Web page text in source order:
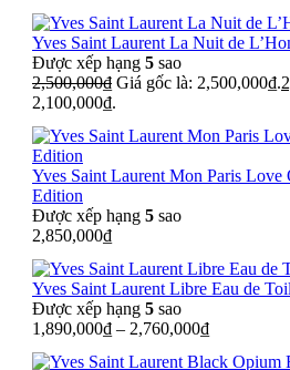
Yves Saint Laurent La Nuit de
Được xếp hạng 5 sao
2,500,000₫ Giá gốc là: 2,500,000₫.
2,100,000₫.
Yves Saint Laurent Mon Paris
Edition
Được xếp hạng 5 sao
2,850,000₫
Yves Saint Laurent Libre Eau de
Được xếp hạng 5 sao
1,890,000₫ – 2,760,000₫